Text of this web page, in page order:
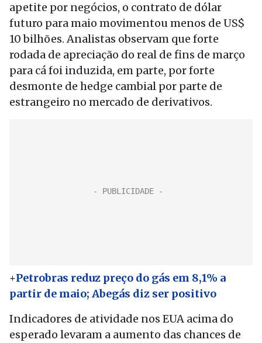
apetite por negócios, o contrato de dólar
futuro para maio movimentou menos de US$
10 bilhões. Analistas observam que forte
rodada de apreciação do real de fins de março
para cá foi induzida, em parte, por forte
desmonte de hedge cambial por parte de
estrangeiro no mercado de derivativos.
+Petrobras reduz preço do gás em 8,1% a
partir de maio; Abegás diz ser positivo
Indicadores de atividade nos EUA acima do
esperado levaram a aumento das chances de